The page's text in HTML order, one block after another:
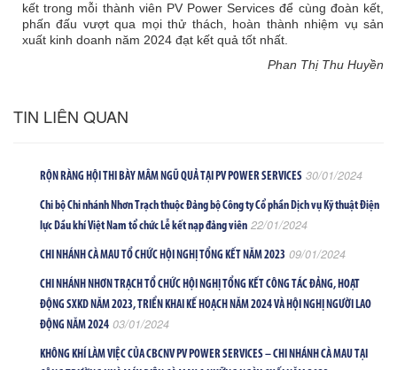
kết trong mỗi thành viên PV Power Services để cùng đoàn kết,
phấn đấu vượt qua mọi thử thách, hoàn thành nhiệm vụ sản
xuất kinh doanh năm 2024 đạt kết quả tốt nhất.
Phan Thị Thu Huyền
TIN LIÊN QUAN
RỘN RÀNG HỘI THI BÀY MÂM NGŨ QUẢ TẠI PV POWER SERVICES 30/01/2024
Chi bộ Chi nhánh Nhơn Trạch thuộc Đảng bộ Công ty Cổ phần Dịch vụ Kỹ thuật Điện
lực Dầu khí Việt Nam tổ chức Lễ kết nạp đảng viên 22/01/2024
CHI NHÁNH CÀ MAU TỔ CHỨC HỘI NGHỊ TỔNG KẾT NĂM 2023 09/01/2024
CHI NHÁNH NHƠN TRẠCH TỔ CHỨC HỘI NGHỊ TỔNG KẾT CÔNG TÁC ĐẢNG, HOẠT
ĐỘNG SXKD NĂM 2023, TRIỂN KHAI KẾ HOẠCH NĂM 2024 VÀ HỘI NGHỊ NGƯỜI LAO
ĐỘNG NĂM 2024 03/01/2024
KHÔNG KHÍ LÀM VIỆC CỦA CBCNV PV POWER SERVICES – CHI NHÁNH CÀ MAU TẠI